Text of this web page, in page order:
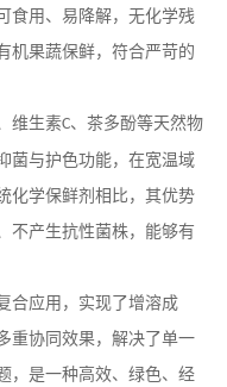
食用、易降解，无化学残
机果蔬保鲜，符合严苛的
维生素C、茶多酚等天然物
菌与护色功能，在宽温域
化学保鲜剂相比，其优势
不产生抗性菌株，能够有
合应用，实现了增溶成
重协同效果，解决了单一
，是一种高效、绿色、经